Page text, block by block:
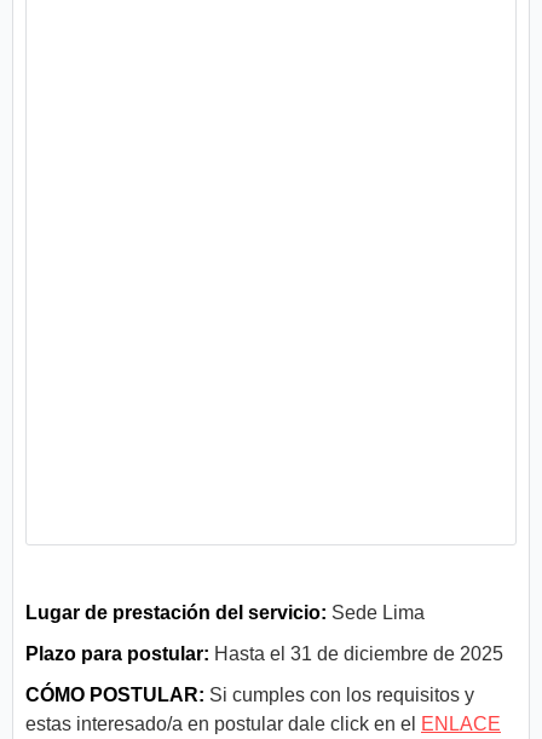
Lugar de prestación del servicio: Sede Lima
Plazo para postular: Hasta el 31 de diciembre de 2025
CÓMO POSTULAR: Si cumples con los requisitos y
estas interesado/a en postular dale click en el ENLACE